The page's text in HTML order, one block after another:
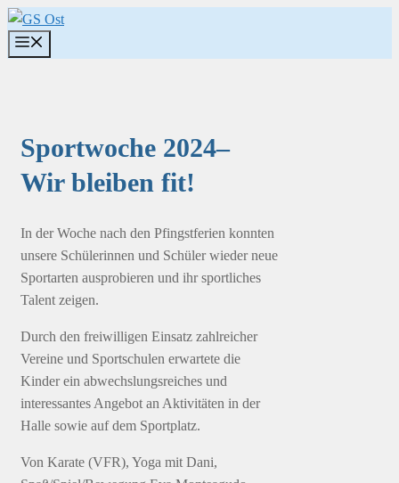
Zum
Inhalt
springen
Sportwoche 2024–
Wir bleiben fit!
In der Woche nach den Pfingstferien konnten
unsere Schülerinnen und Schüler wieder neue
Sportarten ausprobieren und ihr sportliches
Talent zeigen.
Durch den freiwilligen Einsatz zahlreicher
Vereine und Sportschulen erwartete die
Kinder ein abwechslungsreiches und
interessantes Angebot an Aktivitäten in der
Halle sowie auf dem Sportplatz.
Von Karate (VFR), Yoga mit Dani,